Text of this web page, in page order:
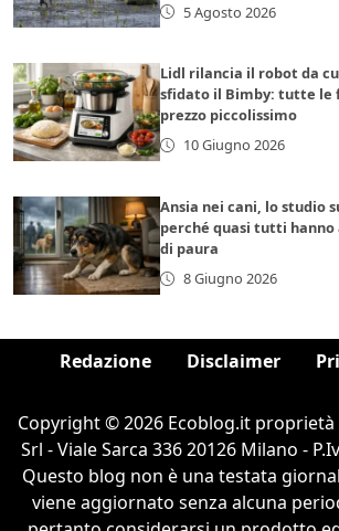
5 Agosto 2026
Lidl rilancia il robot da
sfidato il Bimby: tutte le
prezzo piccolissimo
10 Giugno 2026
Ansia nei cani, lo studio
perché quasi tutti
di paura
8 Giugno 2026
Redazione Disclaimer
Copyright © 2026 Ecoblog.it proprietà
Srl - Viale Sarca 336 20126 Milano -
Questo blog non è una testata
viene aggiornato senza alcuna